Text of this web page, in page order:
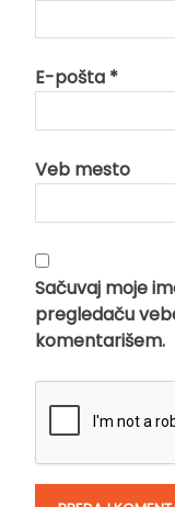
E-pošta *
Veb mesto
Sačuvaj moje
pregledaču
komentarišem.